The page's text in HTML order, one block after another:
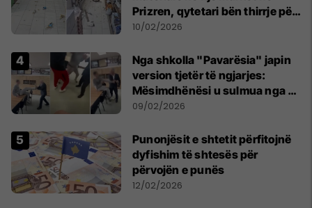
Prizren, qytetari bën thirrje për
qetësi dhe solidaritet
10/02/2026
Nga shkolla "Pavarësia" japin
version tjetër të ngjarjes:
Mësimdhënësi u sulmua nga 10
nxënës, reagoi në vetëmbrojtje
09/02/2026
Punonjësit e shtetit përfitojnë
dyfishim të shtesës për
përvojën e punës
12/02/2026